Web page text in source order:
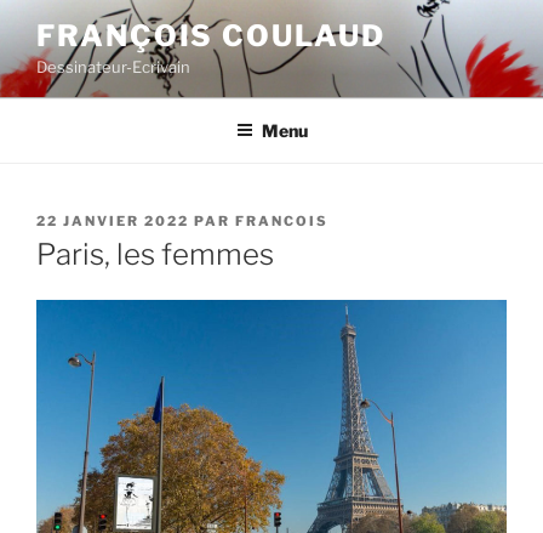
contenu
principal
FRANÇOIS COULAUD
Dessinateur-Ecrivain
Menu
PUBLIÉ
LE
22 JANVIER 2022 PAR FRANCOIS
Paris, les femmes